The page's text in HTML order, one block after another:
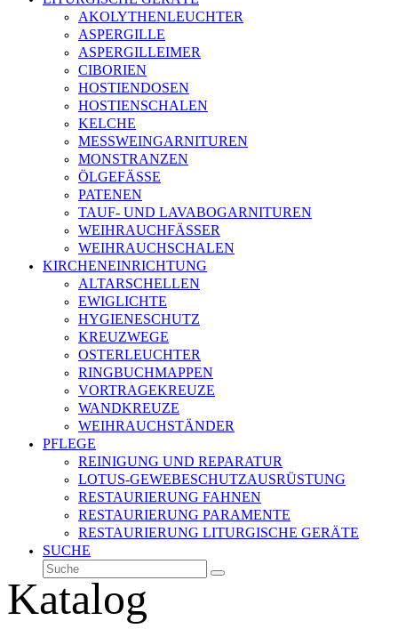
AKOLYTHENLEUCHTER
ASPERGILLE
ASPERGILLEIMER
CIBORIEN
HOSTIENDOSEN
HOSTIENSCHALEN
KELCHE
MESSWEINGARNITUREN
MONSTRANZEN
ÖLGEFÄSSE
PATENEN
TAUF- UND LAVABOGARNITUREN
WEIHRAUCHFÄSSER
WEIHRAUCHSCHALEN
KIRCHENEINRICHTUNG
ALTARSCHELLEN
EWIGLICHTE
HYGIENESCHUTZ
KREUZWEGE
OSTERLEUCHTER
RINGBUCHMAPPEN
VORTRAGEKREUZE
WANDKREUZE
WEIHRAUCHSTÄNDER
PFLEGE
REINIGUNG UND REPARATUR
LOTUS-GEWEBESCHUTZAUSRÜSTUNG
RESTAURIERUNG FAHNEN
RESTAURIERUNG PARAMENTE
RESTAURIERUNG LITURGISCHE GERÄTE
SUCHE
Suche
Senden
Katalog